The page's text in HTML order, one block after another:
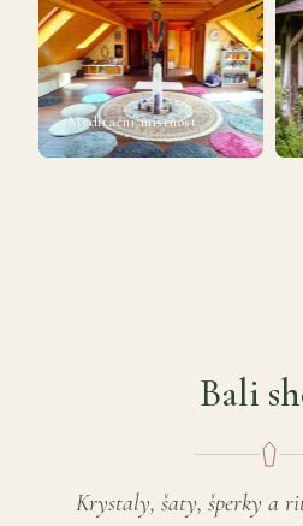
Meditační místnost
Bali
Krystaly, šaty, šperky a